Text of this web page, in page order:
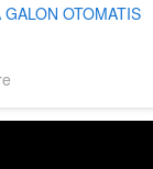
GALON OTOMATIS